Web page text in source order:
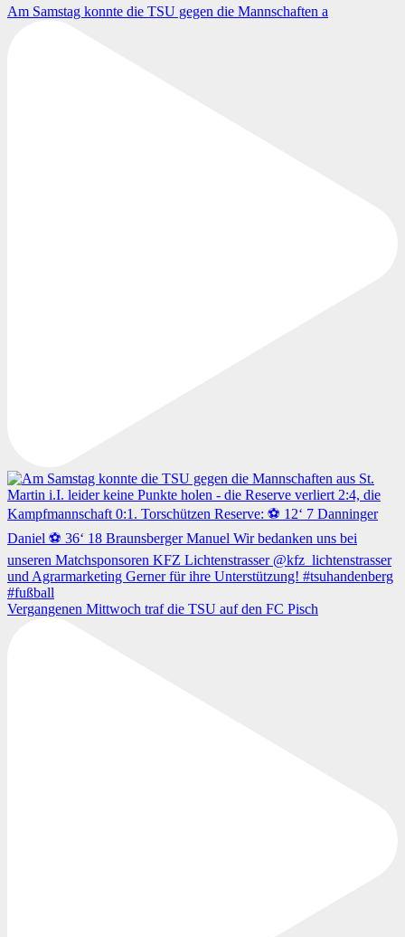
Am Samstag konnte die TSU gegen die Mannschaften a
Vergangenen Mittwoch traf die TSU auf den FC Pisch